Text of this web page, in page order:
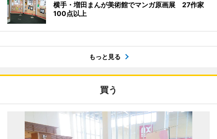
横手・増田まんが美術館でマンガ原画展 27作家
100点以上
もっと見る
買う